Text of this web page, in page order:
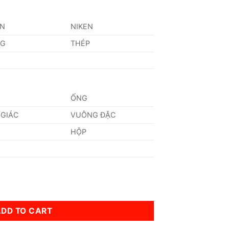
NIKEN
THÉP
ỐNG
VUÔNG ĐẶC
HỘP
TO CART